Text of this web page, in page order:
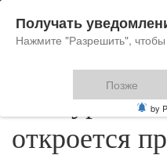
откроется
Получать
Нажмите "Разрешить", чтобы
Позже
by